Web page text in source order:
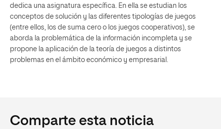
dedica una asignatura específica. En ella se estudian los
conceptos de solución y las diferentes tipologías de juegos
(entre ellos, los de suma cero o los juegos cooperativos), se
aborda la problemática de la información incompleta y se
propone la aplicación de la teoría de juegos a distintos
problemas en el ámbito económico y empresarial.
Comparte esta noticia